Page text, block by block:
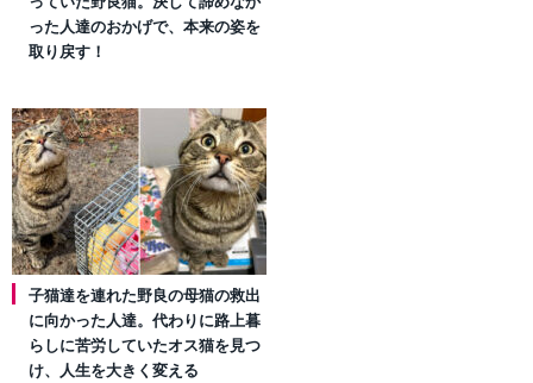
った人達のおかげで、本来の姿を
取り戻す！
子猫達を連れた野良の母猫の救出
に向かった人達。代わりに路上暮
らしに苦労していたオス猫を見つ
け、人生を大きく変える